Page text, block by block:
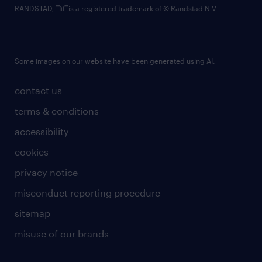
contact us
terms & conditions
accessibility
cookies
privacy notice
misconduct reporting procedure
sitemap
misuse of our brands
RANDSTAD, is a registered trademark of © Randstad N.V.
Some images on our website have been generated using AI.